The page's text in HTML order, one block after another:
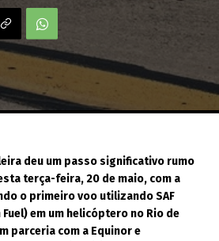
deu um passo significativo rumo
terça-feira, 20 de maio, com a
o primeiro voo utilizando SAF
em um helicóptero no Rio de
parceria com a Equinor e